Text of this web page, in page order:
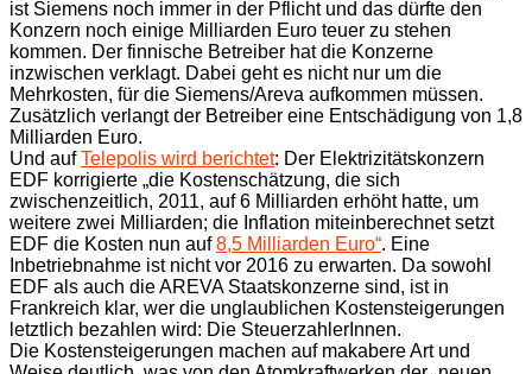
ist Siemens noch immer in der Pflicht und das dürfte den
Konzern noch einige Milliarden Euro teuer zu stehen
kommen. Der finnische Betreiber hat die Konzerne
inzwischen verklagt. Dabei geht es nicht nur um die
Mehrkosten, für die Siemens/Areva aufkommen müssen.
Zusätzlich verlangt der Betreiber eine Entschädigung von 1,8
Milliarden Euro.
Und aufTelepolis wird berichtet: Der Elektrizitätskonzern
EDF korrigierte „die Kostenschätzung, die sich
zwischenzeitlich, 2011, auf 6 Milliarden erhöht hatte, um
weitere zwei Milliarden; die Inflation miteinberechnet setzt
EDF die Kosten nun auf8,5 Milliarden Euro“. Eine
Inbetriebnahme ist nicht vor 2016 zu erwarten. Da sowohl
EDF als auch die AREVA Staatskonzerne sind, ist in
Frankreich klar, wer die unglaublichen Kostensteigerungen
letztlich bezahlen wird: Die SteuerzahlerInnen.
Die Kostensteigerungen machen auf makabere Art und